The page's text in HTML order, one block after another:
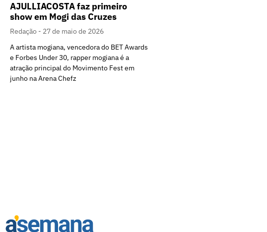
AJULLIACOSTA faz primeiro
show em Mogi das Cruzes
Redação
27 de maio de 2026
A artista mogiana, vencedora do BET Awards
e Forbes Under 30, rapper mogiana é a
atração principal do Movimento Fest em
junho na Arena Chefz